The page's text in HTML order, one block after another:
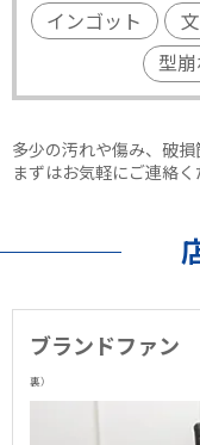
インゴット
型
多少の汚れや傷み、破
まずはお気軽にご連絡く
ブランドファン
裏）